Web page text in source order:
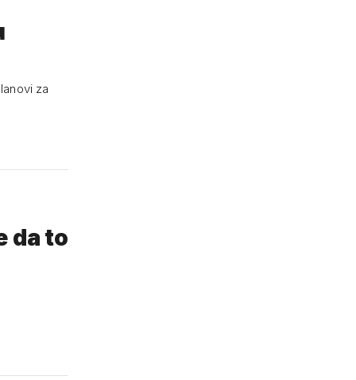
za
da to